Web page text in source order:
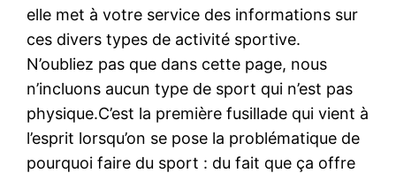
elle met à votre service des informations sur
ces divers types de activité sportive.
N’oubliez pas que dans cette page, nous
n’incluons aucun type de sport qui n’est pas
physique.C’est la première fusillade qui vient à
l’esprit lorsqu’on se pose la problématique de
pourquoi faire du sport : du fait que ça offre